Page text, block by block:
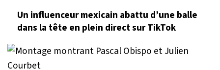
Un influenceur mexicain abattu d’une balle
dans la tête en plein direct sur TikTok